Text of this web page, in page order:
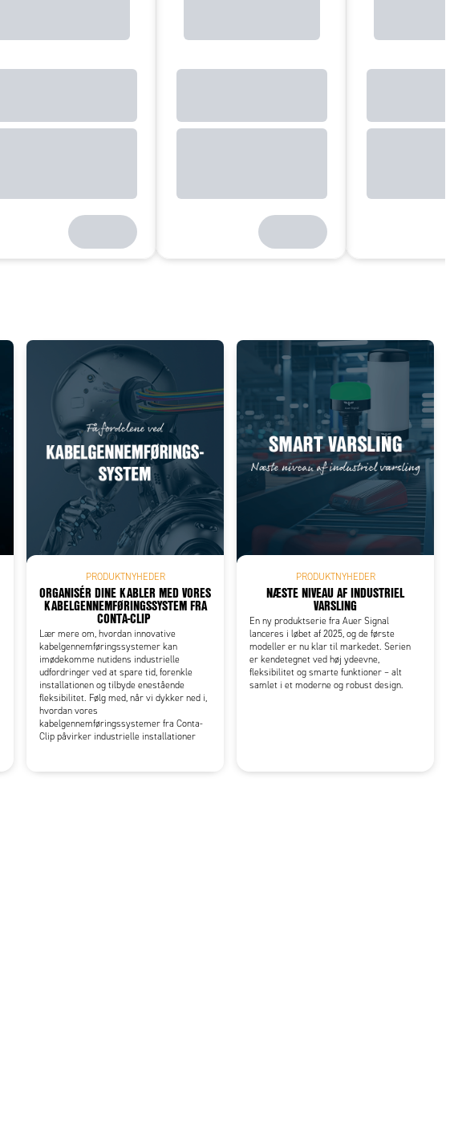
PRODUKTNYHEDER
ORGANISÉR DINE KABLER MED VORES
KABELGENNEMFØRINGSSYSTEM FRA
CONTA-CLIP
Lær mere om, hvordan innovative
kabelgennemføringssystemer kan
imødekomme nutidens industrielle
udfordringer ved at spare tid, forenkle
installationen og tilbyde enestående
fleksibilitet. Følg med, når vi dykker ned i,
hvordan vores
kabelgennemføringssystemer fra Conta-
Clip påvirker industrielle installationer
PRODUKTNYHEDER
NÆSTE NIVEAU AF INDUSTRIEL
VARSLING
En ny produktserie fra Auer Signal
lanceres i løbet af 2025, og de første
modeller er nu klar til markedet. Serien
er kendetegnet ved høj ydeevne,
fleksibilitet og smarte funktioner – alt
samlet i et moderne og robust design.